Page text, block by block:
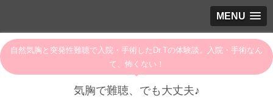
MENU
自然気胸と突発性難聴で入院・手術したDr.Tの体験談。入院・手術なん
て、怖くない！
気胸で難聴、でも大丈夫♪